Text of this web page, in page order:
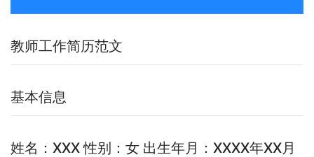
教师工作简历范文
基本信息
姓名：XXX 性别：女 出生年月：XXXX年XX月